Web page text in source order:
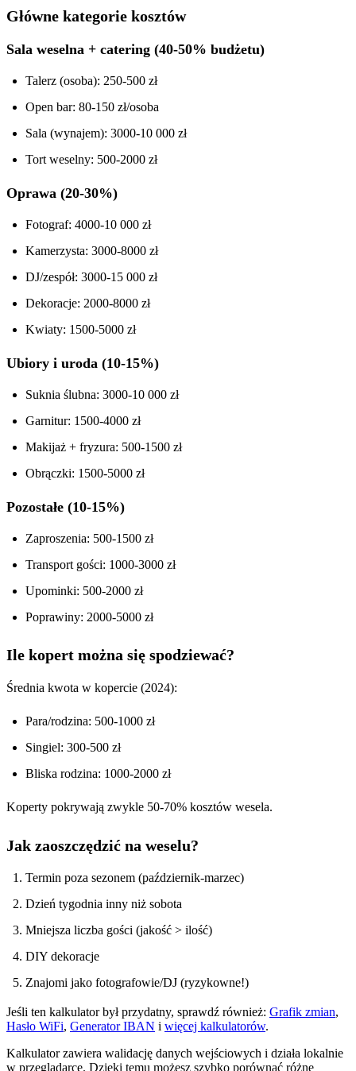
Główne kategorie kosztów
Sala weselna + catering (40-50% budżetu)
Talerz (osoba): 250-500 zł
Open bar: 80-150 zł/osoba
Sala (wynajem): 3000-10 000 zł
Tort weselny: 500-2000 zł
Oprawa (20-30%)
Fotograf: 4000-10 000 zł
Kamerzysta: 3000-8000 zł
DJ/zespół: 3000-15 000 zł
Dekoracje: 2000-8000 zł
Kwiaty: 1500-5000 zł
Ubiory i uroda (10-15%)
Suknia ślubna: 3000-10 000 zł
Garnitur: 1500-4000 zł
Makijaż + fryzura: 500-1500 zł
Obrączki: 1500-5000 zł
Pozostałe (10-15%)
Zaproszenia: 500-1500 zł
Transport gości: 1000-3000 zł
Upominki: 500-2000 zł
Poprawiny: 2000-5000 zł
Ile kopert można się spodziewać?
Średnia kwota w kopercie (2024):
Para/rodzina: 500-1000 zł
Singiel: 300-500 zł
Bliska rodzina: 1000-2000 zł
Koperty pokrywają zwykle 50-70% kosztów wesela.
Jak zaoszczędzić na weselu?
Termin poza sezonem (październik-marzec)
Dzień tygodnia inny niż sobota
Mniejsza liczba gości (jakość > ilość)
DIY dekoracje
Znajomi jako fotografowie/DJ (ryzykowne!)
Jeśli ten kalkulator był przydatny, sprawdź również: Grafik zmian,
Hasło WiFi, Generator IBAN i więcej kalkulatorów.
Kalkulator zawiera walidację danych wejściowych i działa lokalnie
w przeglądarce. Dzięki temu możesz szybko porównać różne